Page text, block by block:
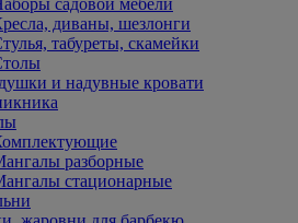
садовой мебели
диваны, шезлонги
табуреты, скамейки
и надувные кровати
разборные
стационарные